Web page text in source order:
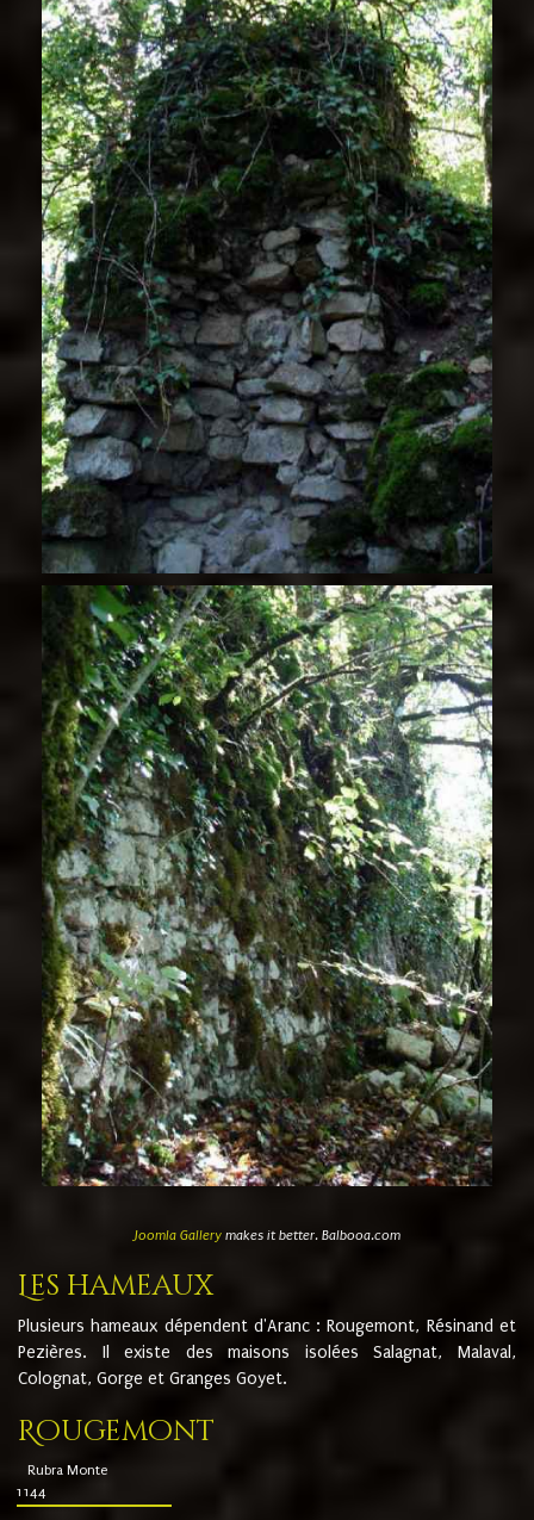
Joomla Gallerymakes it better. Balbooa.com
Les hameaux
Plusieurs hameaux dépendent d'Aranc : Rougemont, Résinand et
Pezières. Il existe des maisons isolées Salagnat, Malaval,
Colognat, Gorge et Granges Goyet.
Rougemont
Rubra Monte
1144